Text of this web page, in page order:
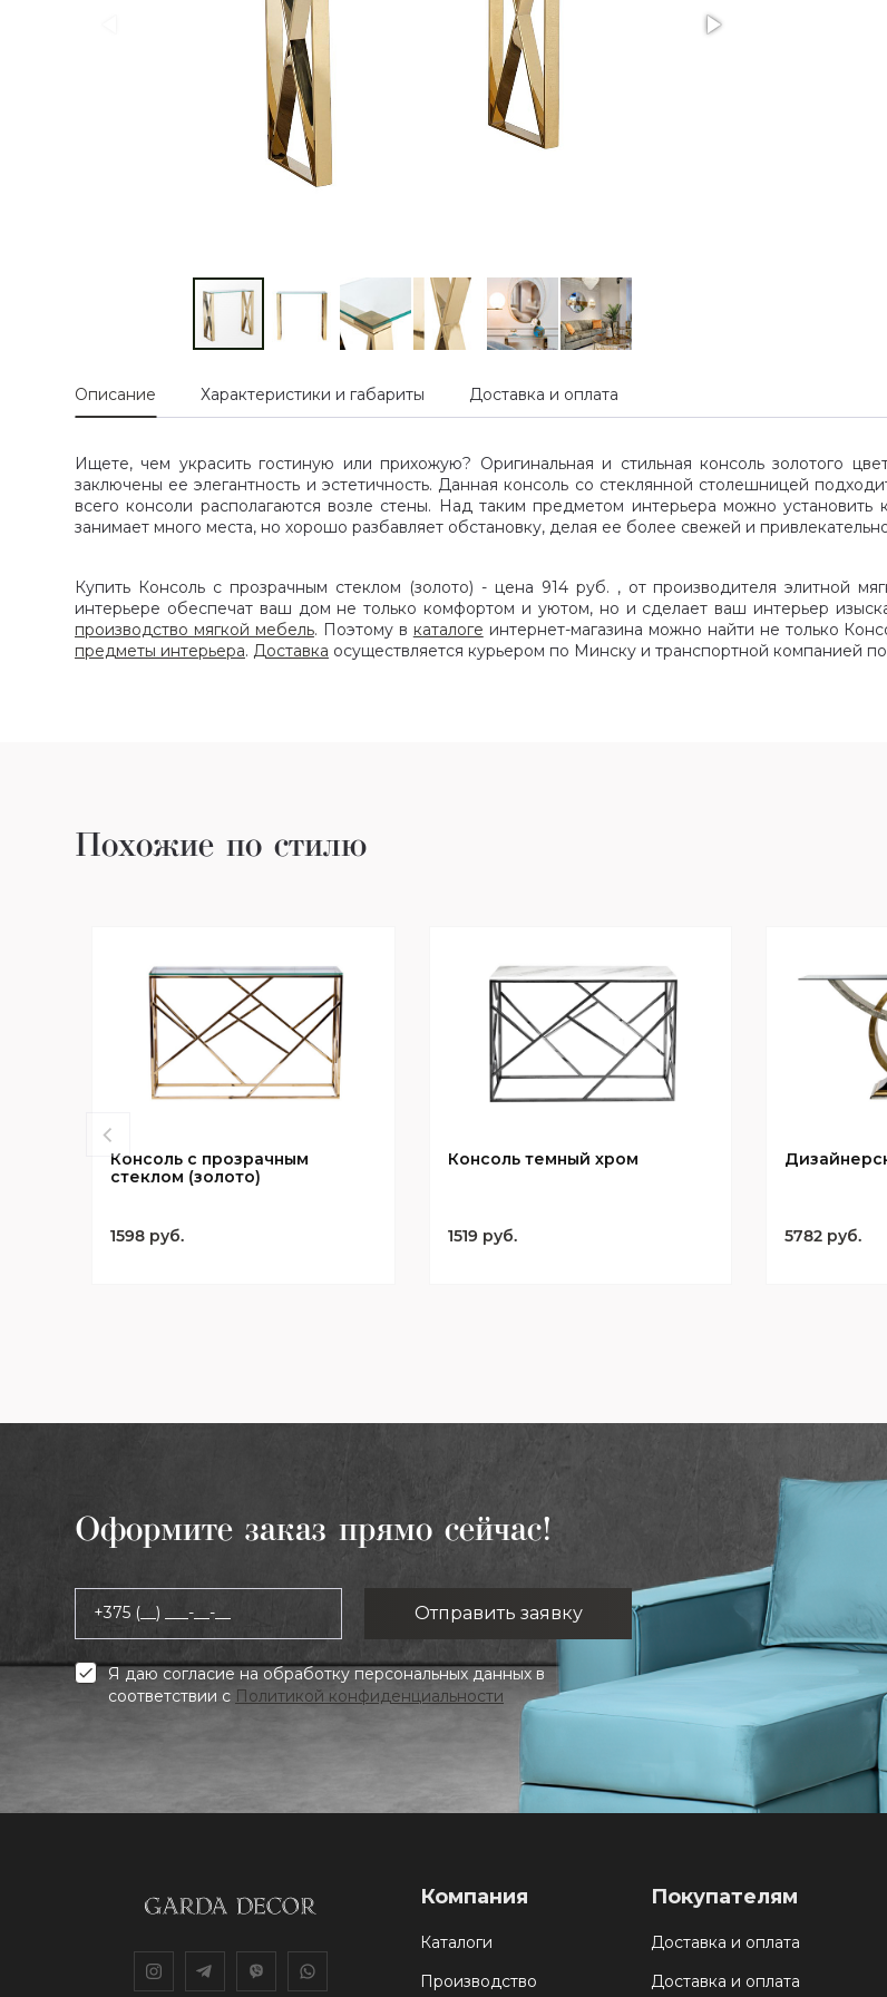
Описание Характеристики и габариты Доставка и оплата
Ищете, чем украсить гостиную или прихожую? Оригинальная и стильная консоль золотого
заключены ее элегантность и эстетичность. Данная консоль со стеклянной столешницей
всего консоли располагаются возле стены. Над таким предметом интерьера можно
занимает много места, но хорошо разбавляет обстановку, делая ее более свежей и
Купить Консоль с прозрачным стеклом (золото) - цена 914 руб. , от производителя элитной
интерьере обеспечат ваш дом не только комфортом и уютом, но и сделает ваш интерьер
производство мягкой мебель. Поэтому в каталоге интернет-магазина можно найти не только
предметы интерьера. Доставка осуществляется курьером по Минску и транспортной компанией
Похожие по стилю
Консоль с прозрачным
стеклом (золото)
1598 руб.
Консоль темный хром
1519 руб. 5782 руб.
Оформите заказ прямо сейчас!
+375 (__) ___-__-__
Я даю согласие на обработку персональных данных в
соответствии с Политикой конфиденциальности
Компания
Каталоги
Производство
Покупателям
Доставка и оплата
Доставка и оплата